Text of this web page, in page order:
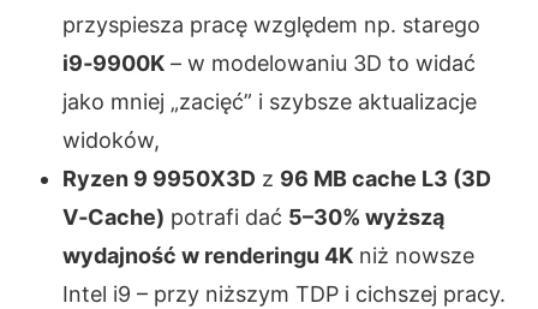
przyspiesza pracę względem np. starego
i9‑9900K – w modelowaniu 3D to widać
jako mniej „zacięć” i szybsze aktualizacje
widoków,
Ryzen 9 9950X3D z 96 MB cache L3 (3D
V‑Cache) potrafi dać 5–30% wyższą
wydajność w renderingu 4K niż nowsze
Intel i9 – przy niższym TDP i cichszej pracy.